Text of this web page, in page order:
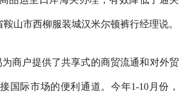
山市西柳服装城汉米尔顿裤行经理说。
商户提供了共享式的商贸流通和对外贸
国际市场的便利通道。今年1-10月份，